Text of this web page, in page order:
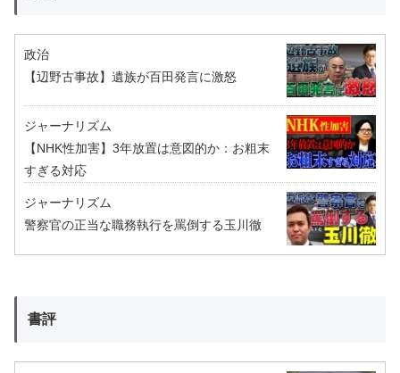
政治
【辺野古事故】遺族が百田発言に激怒
ジャーナリズム
【NHK性加害】3年放置は意図的か：お粗末
すぎる対応
ジャーナリズム
警察官の正当な職務執行を罵倒する玉川徹
書評